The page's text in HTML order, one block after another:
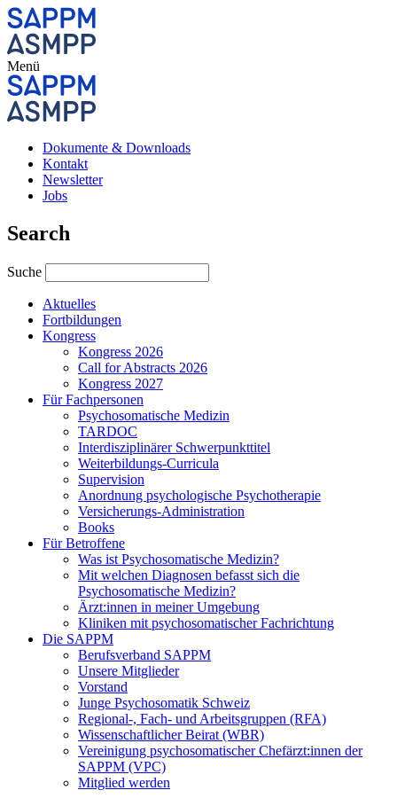
Menü
Dokumente & Downloads
Kontakt
Newsletter
Jobs
Search
Suche
Aktuelles
Fortbildungen
Kongress
Kongress 2026
Call for Abstracts 2026
Kongress 2027
Für Fachpersonen
Psychosomatische Medizin
TARDOC
Interdisziplinärer Schwerpunkttitel
Weiterbildungs-Curricula
Supervision
Anordnung psychologische Psychotherapie
Versicherungs-Administration
Books
Für Betroffene
Was ist Psychosomatische Medizin?
Mit welchen Diagnosen befasst sich die
Psychosomatische Medizin?
Ärzt:innen in meiner Umgebung
Kliniken mit psychosomatischer Fachrichtung
Die SAPPM
Berufsverband SAPPM
Unsere Mitglieder
Vorstand
Junge Psychosomatik Schweiz
Regional-, Fach- und Arbeitsgruppen (RFA)
Wissenschaftlicher Beirat (WBR)
Vereinigung psychosomatischer Chefärzt:innen der
SAPPM (VPC)
Mitglied werden